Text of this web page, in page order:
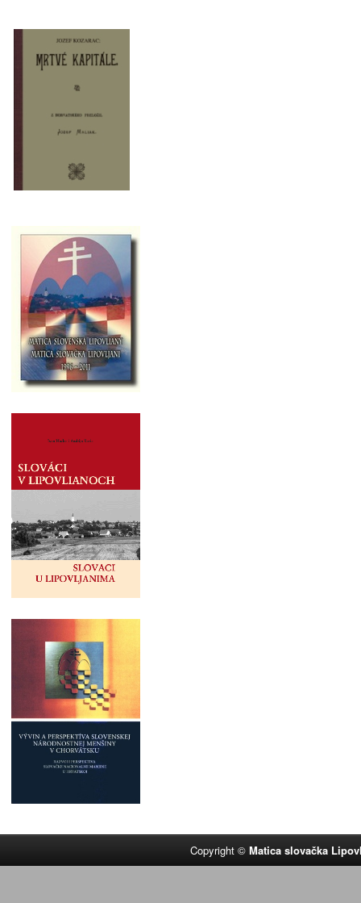
Copyright ©Matica slovačka